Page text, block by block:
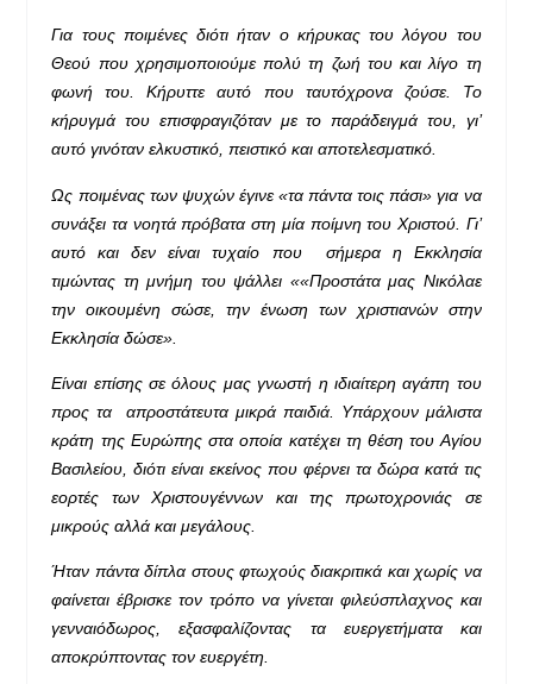
Για τους ποιμένες διότι ήταν ο κήρυκας του λόγου του
Θεού που χρησιμοποιούμε πολύ τη ζωή του και λίγο τη
φωνή του. Κήρυττε αυτό που ταυτόχρονα ζούσε. Το
κήρυγμά του επισφραγιζόταν με το παράδειγμά του, γι’
αυτό γινόταν ελκυστικό, πειστικό και αποτελεσματικό.
Ως ποιμένας των ψυχών έγινε «τα πάντα τοις πάσι» για να
συνάξει τα νοητά πρόβατα στη μία ποίμνη του Χριστού. Γι’
αυτό και δεν είναι τυχαίο που σήμερα η Εκκλησία
τιμώντας τη μνήμη του ψάλλει ««Προστάτα μας Νικόλαε
την οικουμένη σώσε, την ένωση των χριστιανών στην
Εκκλησία δώσε».
Είναι επίσης σε όλους μας γνωστή η ιδιαίτερη αγάπη του
προς τα απροστάτευτα μικρά παιδιά. Υπάρχουν μάλιστα
κράτη της Ευρώπης στα οποία κατέχει τη θέση του Αγίου
Βασιλείου, διότι είναι εκείνος που φέρνει τα δώρα κατά τις
εορτές των Χριστουγέννων και της πρωτοχρονιάς σε
μικρούς αλλά και μεγάλους.
Ήταν πάντα δίπλα στους φτωχούς διακριτικά και χωρίς να
φαίνεται έβρισκε τον τρόπο να γίνεται φιλεύσπλαχνος και
γενναιόδωρος, εξασφαλίζοντας τα ευεργετήματα και
αποκρύπτοντας τον ευεργέτη.